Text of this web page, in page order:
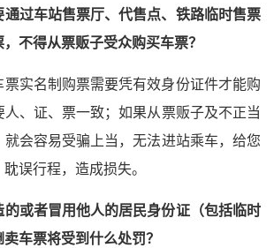
通过车站售票厅、代售点、铁路临时售票
不得从票贩子受众购买车票？
票实名制购票需要凭有效身份证件才能购
人、证、票一致；如果从票贩子及不正当
会容易受骗上当，无法进站乘车，给您
误行程，造成损失。
的或者冒用他人的居民身份证（包括临时
车票将受到什么处罚？